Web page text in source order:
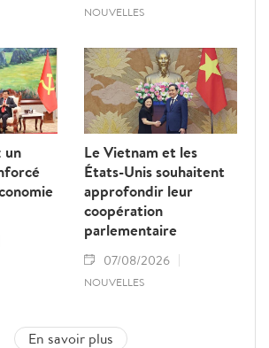
NOUVELLES
un
Le Vietnam et les
États-Unis souhaitent
approfondir leur
coopération
parlementaire
07/08/2026
NOUVELLES
En savoir plus